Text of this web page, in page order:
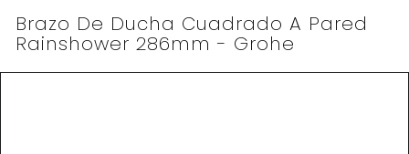
Brazo De Ducha Cuadrado A Pared
Rainshower 286mm - Grohe